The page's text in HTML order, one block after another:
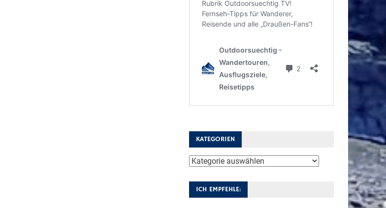
KATEGORIEN
Kategorien
ICH EMPFEHLE: